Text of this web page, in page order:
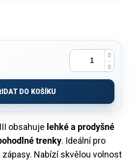
obsahuje lehké a prodyšné
trenky. Ideální pro
Nabízí skvělou volnost
DO KOŠÍKU